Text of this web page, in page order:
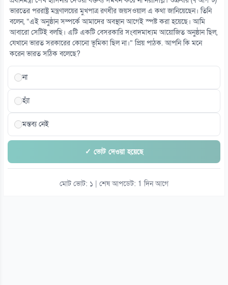
১৫
সাভারে বিএনপি নেতাকে হত্যার হুমকি, ব্যাগে গুলি-কাফন
০৮ আগস্ট
ভারতের পররাষ্ট্র মন্ত্রণালয়ের মুখপাত্র রণধীর জয়সওয়াল এ কথা জানিয়েছেন। তিনি
বলেন, “এই অনুষ্ঠান সম্পর্কে আমাদের অবস্থান আগেই স্পষ্ট করা হয়েছে। আমি
আবারো সেটিই বলছি। এটি একটি বেসরকারি সংবাদমাধ্যম আয়োজিত অনুষ্ঠান ছিল,
যেখানে ভারত সরকারের কোনো ভূমিকা ছিল না।” প্রিয় পাঠক. আপনি কি মনে
করেন ভারত সঠিক বলেছে?
না
হ্যাঁ
মন্তব্য নেই
✓ ভোট দেওয়া হয়েছে
মোট ভোট: ১ | শেষ আপডেট: 1 দিন আগে